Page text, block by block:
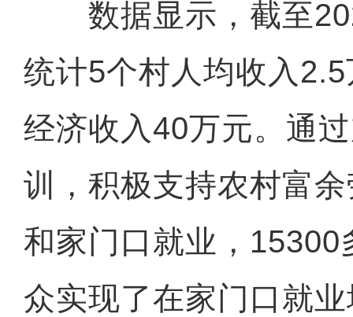
数据显示，截至
统计5个村人均收入
经济收入40万元。通
训，积极支持农村富
和家门口就业，15300
众实现了在家门口就